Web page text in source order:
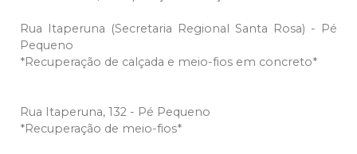
Rua Itaperuna (Secretaria Regional Santa Rosa) - Pé
Pequeno
*Recuperação de calçada e meio-fios em concreto*
Rua Itaperuna, 132 - Pé Pequeno
*Recuperação de meio-fios*